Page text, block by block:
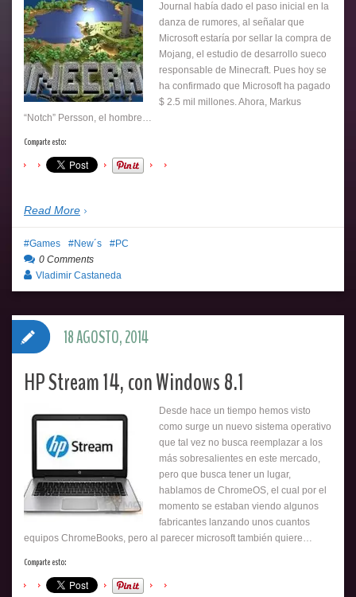
Journal había dado el paso inicial en la
danza de rumores, al señalar que
Microsoft estaría por sellar la compra de
Mojang, el estudio de desarrollo sueco
responsable de Minecraft. Pues hoy se
ha confirmado que Microsoft ha pagado
$ 2.5 mil millones. Ahora, Markus
“Notch” Persson, el hombre…
Comparte esto:
Read More
Games New´s
PC
0 Comments
Vladimir Castaneda
HP Stream 14, con Windows 8.1
Desde hace un tiempo hemos visto
como surge un nuevo sistema operativo
que tal vez no busca reemplazar a los
más sobresalientes en este mercado,
pero que busca tener un lugar,
hablamos de ChromeOS, el cual por el
momento se estaban viendo algunos
fabricantes lanzando unos cuantos
equipos ChromeBooks, pero al parecer microsoft también quiere…
Comparte esto:
18 AGOSTO, 2014